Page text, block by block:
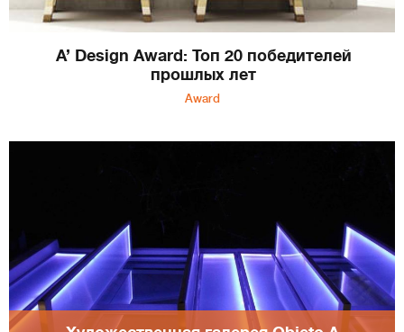
A’ Design Award: Топ 20 победителей
прошлых лет
Award